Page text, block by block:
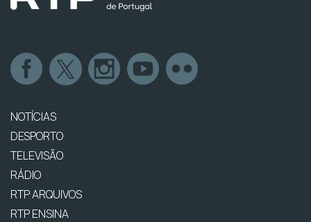
NOTÍCIAS
DESPORTO
TELEVISÃO
RÁDIO
RTP ARQUIVOS
RTP ENSINA